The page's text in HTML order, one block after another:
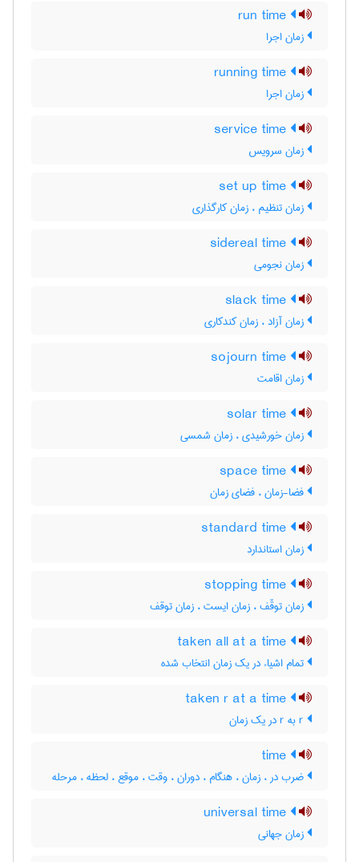
زمان اجرا
زمان اجرا
زمان سرویس
زمان تنظیم ، زمان کارگذاری
زمان نجومی
زمان آزاد ، زمان کندکاری
زمان اقامت
زمان خورشیدی ، زمان شمسی
فضا-زمان ، فضای زمان
زمان استاندارد
زمان توقّف ، زمان ایست ، زمان توقف
تمام اشیاء در یک زمان انتخاب شده
ضرب در ، زمان ، هنگام ، دوران ، وقت ، موقع ، لحظه ، مرحله
زمان جهانی